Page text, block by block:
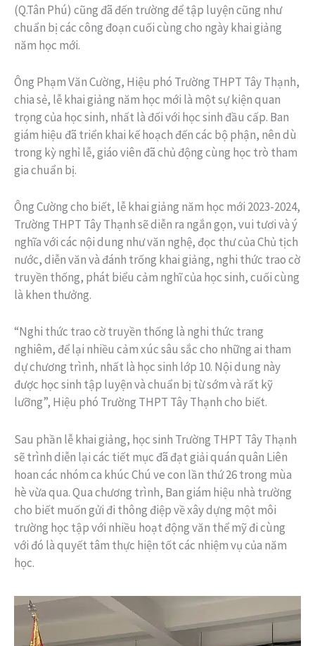
(Q.Tân Phú) cũng đã đến trường để tập luyện cũng như
chuẩn bị các công đoạn cuối cùng cho ngày khai giảng
năm học mới.
Ông Phạm Văn Cường, Hiệu phó Trường THPT Tây Thạnh,
chia sẻ, lễ khai giảng năm học mới là một sự kiện quan
trọng của học sinh, nhất là đối với học sinh đầu cấp. Ban
giám hiệu đã triển khai kế hoạch đến các bộ phận, nên dù
trong kỳ nghỉ lễ, giáo viên đã chủ động cùng học trò tham
gia chuẩn bị.
Ông Cường cho biết, lễ khai giảng năm học mới 2023-2024,
Trường THPT Tây Thạnh sẽ diễn ra ngắn gọn, vui tươi và ý
nghĩa với các nội dung như văn nghệ, đọc thư của Chủ tịch
nước, diễn văn và đánh trống khai giảng, nghi thức trao cờ
truyền thống, phát biểu cảm nghĩ của học sinh, cuối cùng
là khen thưởng.
“Nghi thức trao cờ truyền thống là nghi thức trang
nghiêm, để lại nhiều cảm xúc sâu sắc cho những ai tham
dự chương trình, nhất là học sinh lớp 10. Nội dung này
được học sinh tập luyện và chuẩn bị từ sớm và rất kỹ
lưỡng”, Hiệu phó Trường THPT Tây Thạnh cho biết.
Sau phần lễ khai giảng, học sinh Trường THPT Tây Thạnh
sẽ trình diễn lại các tiết mục đã đạt giải quán quân Liên
hoan các nhóm ca khúc Chú ve con lần thứ 26 trong mùa
hè vừa qua. Qua chương trình, Ban giám hiệu nhà trường
cho biết muốn gửi đi thông điệp về xây dựng một môi
trường học tập với nhiều hoạt động văn thể mỹ đi cùng
với đó là quyết tâm thực hiện tốt các nhiệm vụ của năm
học.